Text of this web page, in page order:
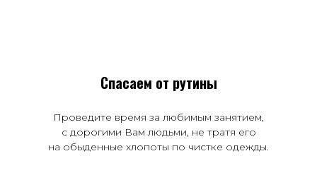
Спасаем от рутины
Проведите время за любимым занятием,
с дорогими Вам людьми, не тратя его
на обыденные хлопоты по чистке одежды.